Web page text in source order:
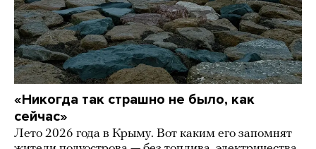
«Никогда так страшно не было, как
сейчас»
Лето 2026 года в Крыму. Вот каким его запомнят